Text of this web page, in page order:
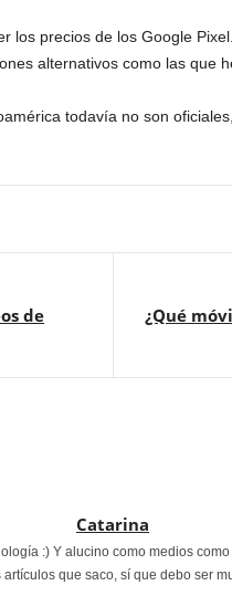
los precios de los Google
alternativos como las que
todavía no son
de
¿Qué
Catarina
:) Y alucino como medios
que saco, sí que debo ser